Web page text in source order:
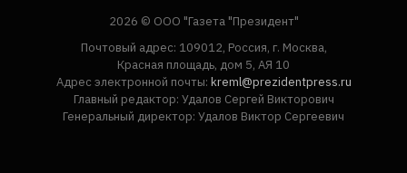
2026 © ООО "Газета "Президент"
Почтовый адрес: 109012, Россия, г. Москва,
Красная площадь, дом 5, АЯ 10
Адрес электронной почты: kreml@prezidentpress.ru
Главный редактор: Удалов Сергей Викторович
Генеральный директор: Удалов Виктор Сергеевич